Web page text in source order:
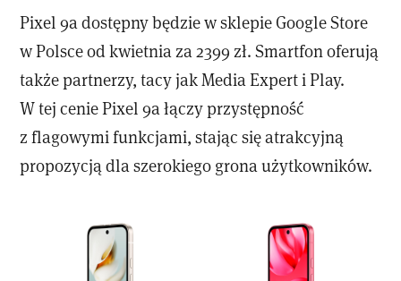
Pixel 9a dostępny będzie w sklepie Google Store
w Polsce od kwietnia za 2399 zł. Smartfon oferują
także partnerzy, tacy jak Media Expert i Play.
W tej cenie Pixel 9a łączy przystępność
z flagowymi funkcjami, stając się atrakcyjną
propozycją dla szerokiego grona użytkowników.